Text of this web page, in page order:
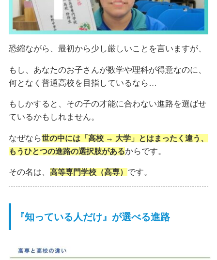
恐縮ながら、最初から少し厳しいことを言いますが、
もし、あなたのお子さんが数学や理科が得意なのに、
何となく普通高校を目指しているなら…
もしかすると、その子の才能に合わない進路を選ばせ
ているかもしれません。
なぜなら世の中には「高校 → 大学」とはまったく違う、
もうひとつの進路の選択肢があるからです。
その名は、 高等専門学校（高専） です。
『知っている人だけ』が選べる進路